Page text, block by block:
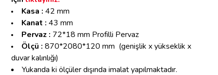
Kasa : 42 mm
Kanat : 43 mm
Pervaz : 72*18 mm Profilli Pervaz
Ölçü : 870*2080*120 mm (genişlik x yükseklik x
duvar kalınlığı)
Yukarıda ki ölçüler dışında imalat yapılmaktadır.